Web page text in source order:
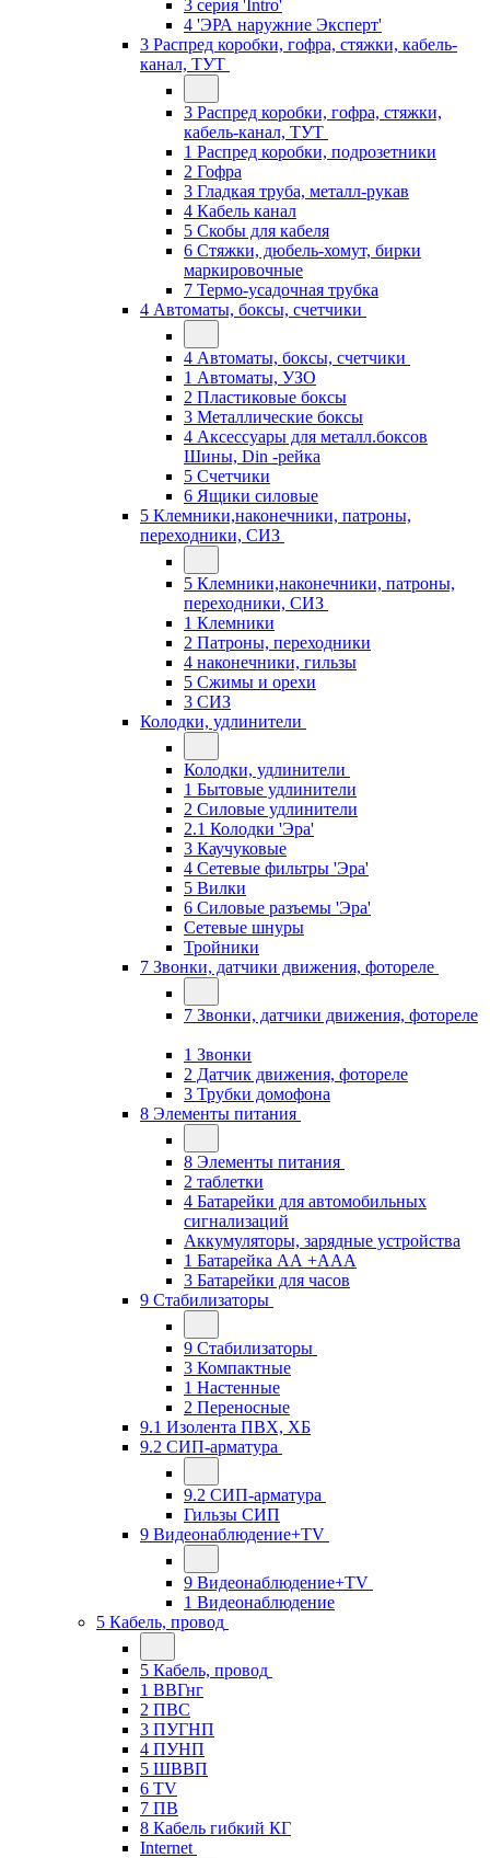
3 серия 'Intro'
4 'ЭРА наружние Эксперт'
3 Распред коробки, гофра, стяжки, кабель-
канал, ТУТ
3 Распред коробки, гофра, стяжки,
кабель-канал, ТУТ
1 Распред коробки, подрозетники
2 Гофра
3 Гладкая труба, металл-рукав
4 Кабель канал
5 Скобы для кабеля
6 Стяжки, дюбель-хомут, бирки
маркировочные
7 Термо-усадочная трубка
4 Автоматы, боксы, счетчики
4 Автоматы, боксы, счетчики
1 Автоматы, УЗО
2 Пластиковые боксы
3 Металлические боксы
4 Аксессуары для металл.боксов
Шины, Din -рейка
5 Счетчики
6 Ящики силовые
5 Клемники,наконечники, патроны,
переходники, СИЗ
5 Клемники,наконечники, патроны,
переходники, СИЗ
1 Клемники
2 Патроны, переходники
4 наконечники, гильзы
5 Сжимы и орехи
3 СИЗ
Колодки, удлинители
Колодки, удлинители
1 Бытовые удлинители
2 Силовые удлинители
2.1 Колодки 'Эра'
3 Каучуковые
4 Сетевые фильтры 'Эра'
5 Вилки
6 Силовые разъемы 'Эра'
Сетевые шнуры
Тройники
7 Звонки, датчики движения, фотореле
7 Звонки, датчики движения, фотореле
1 Звонки
2 Датчик движения, фотореле
3 Трубки домофона
8 Элементы питания
8 Элементы питания
2 таблетки
4 Батарейки для автомобильных
сигнализаций
Аккумуляторы, зарядные устройства
1 Батарейка АА +ААА
3 Батарейки для часов
9 Стабилизаторы
9 Стабилизаторы
3 Компактные
1 Настенные
2 Переносные
9.1 Изолента ПВХ, ХБ
9.2 СИП-арматура
9.2 СИП-арматура
Гильзы СИП
9 Видеонаблюдение+TV
9 Видеонаблюдение+TV
1 Видеонаблюдение
5 Кабель, провод
5 Кабель, провод
1 ВВГнг
2 ПВС
3 ПУГНП
4 ПУНП
5 ШВВП
6 TV
7 ПВ
8 Кабель гибкий КГ
Internet